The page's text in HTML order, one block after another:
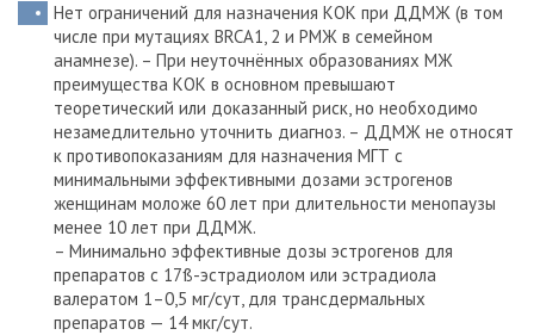
Нет ограничений для назначения КОК при ДДМЖ (в том
числе при мутациях BRCA1, 2 и РМЖ в семейном
анамнезе). – При неуточнённых образованиях МЖ
преимущества КОК в основном превышают
теоретический или доказанный риск, но необходимо
незамедлительно уточнить диагноз. – ДДМЖ не относят
к противопоказаниям для назначения МГТ с
минимальными эффективными дозами эстрогенов
женщинам моложе 60 лет при длительности менопаузы
менее 10 лет при ДДМЖ.
– Минимально эффективные дозы эстрогенов для
препаратов с 17ß-эстрадиолом или эстрадиола
валератом 1–0,5 мг/сут, для трансдермальных
препаратов — 14 мкг/сут.